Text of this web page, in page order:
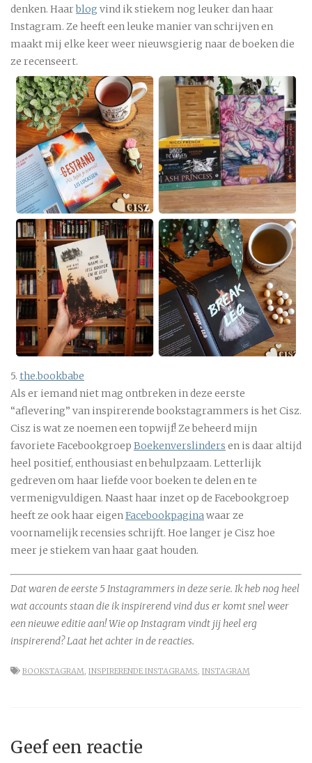
denken. Haarblog vind ik stiekem nog leuker dan haar
Instagram. Ze heeft een leuke manier van schrijven en
maakt mij elke keer weer nieuwsgierig naar de boeken die
ze recenseert.
5. the.bookbabe
Als er iemand niet mag ontbreken in deze eerste
“aflevering” van inspirerende bookstagrammers is het Cisz.
Cisz is wat ze noemen een topwijf! Ze beheerd mijn
favoriete Facebookgroep Boekenverslinders en is daar altijd
heel positief, enthousiast en behulpzaam. Letterlijk
gedreven om haar liefde voor boeken te delen en te
vermenigvuldigen. Naast haar inzet op de Facebookgroep
heeft ze ook haar eigenFacebookpaginawaar ze
voornamelijk recensies schrijft. Hoe langer je Cisz hoe
meer je stiekem van haar gaat houden.
Dat waren de eerste 5 Instagrammers in deze serie. Ik heb nog heel
wat accounts staan die ik inspirerend vind dus er komt snel weer
een nieuwe editie aan! Wie op Instagram vindt jij heel erg
inspirerend? Laat het achter in de reacties.
BOOKSTAGRAM, INSPIRERENDE INSTAGRAMS, INSTAGRAM
Geef een reactie